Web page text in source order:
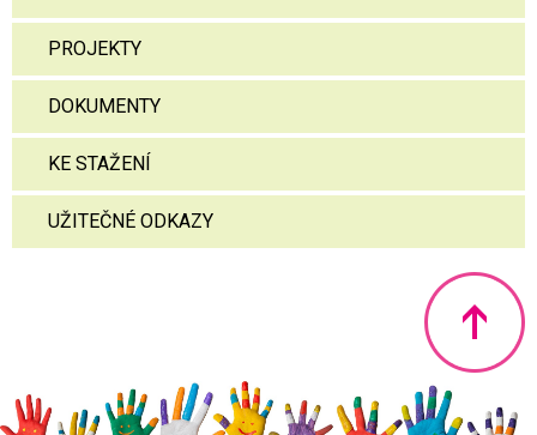
PROJEKTY
DOKUMENTY
KE STAŽENÍ
UŽITEČNÉ ODKAZY